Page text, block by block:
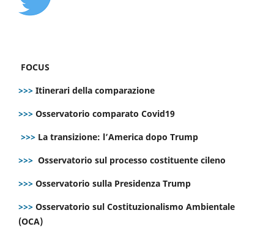
FOCUS
>>> Itinerari della comparazione
>>> Osservatorio comparato Covid19
>>> La transizione: l’America dopo Trump
>>> Osservatorio sul processo costituente cileno
>>> Osservatorio sulla Presidenza Trump
>>> Osservatorio sul Costituzionalismo Ambientale
(OCA)